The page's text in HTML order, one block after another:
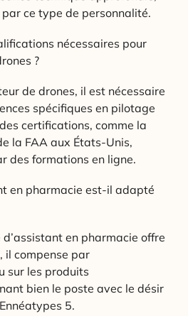
ce type de personnalité.
nécessaires pour
?
de drones, il est nécessaire
spécifiques en pilotage
certifications, comme la
la FAA aux États-Unis,
des formations en ligne.
en pharmacie est-il adapté
d’assistant en pharmacie offre
il compense par
sur les produits
bien le poste avec le désir
5.